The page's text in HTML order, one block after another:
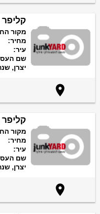
קליפר
מקור
מחיר:
עיר:
שם
יצרן,

מקור
מחיר:
עיר:
שם
יצרן,
